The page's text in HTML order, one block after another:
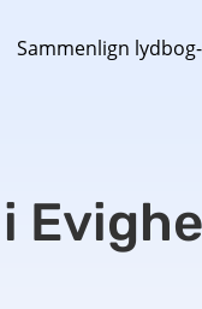
Sammenlign